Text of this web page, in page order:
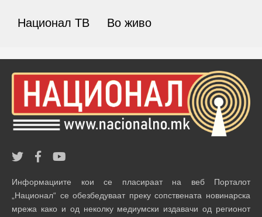
Национал ТВ Во живо
Информациите кои се пласираат на веб Порталот
„Национал“ се обезбедуваат преку сопствената новинарска
мрежа како и од неколку медиумски издавачи од регионот